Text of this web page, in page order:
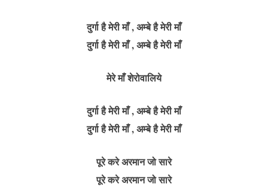
दुर्गा है मेरी माँ , अम्बे है मेरी माँ
दुर्गा है मेरी माँ , अम्बे है मेरी माँ
मेरे माँ शेरोवालिये
दुर्गा है मेरी माँ , अम्बे है मेरी माँ
दुर्गा है मेरी माँ , अम्बे है मेरी माँ
पूरे करे अरमान जो सारे
पूरे करे अरमान जो सारे